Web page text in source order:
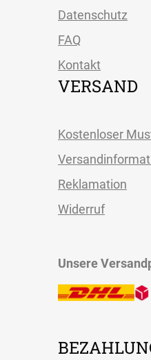
Datenschutz
FAQ
Kontakt
VERSAND
Kostenloser
Reklamation
Widerruf
Unsere